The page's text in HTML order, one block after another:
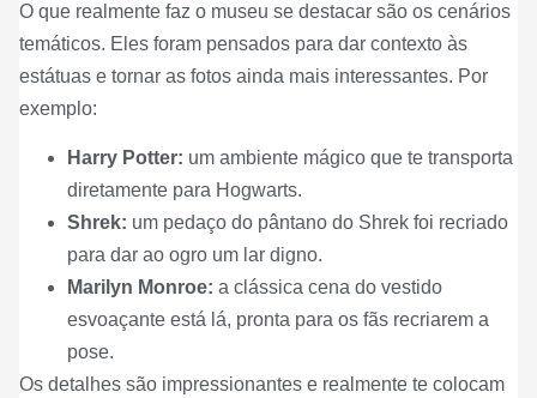
O que realmente faz o museu se destacar são os cenários
temáticos. Eles foram pensados para dar contexto às
estátuas e tornar as fotos ainda mais interessantes. Por
exemplo:
Harry Potter: um ambiente mágico que te transporta
diretamente para Hogwarts.
Shrek: um pedaço do pântano do Shrek foi recriado
para dar ao ogro um lar digno.
Marilyn Monroe: a clássica cena do vestido
esvoaçante está lá, pronta para os fãs recriarem a
pose.
Os detalhes são impressionantes e realmente te colocam